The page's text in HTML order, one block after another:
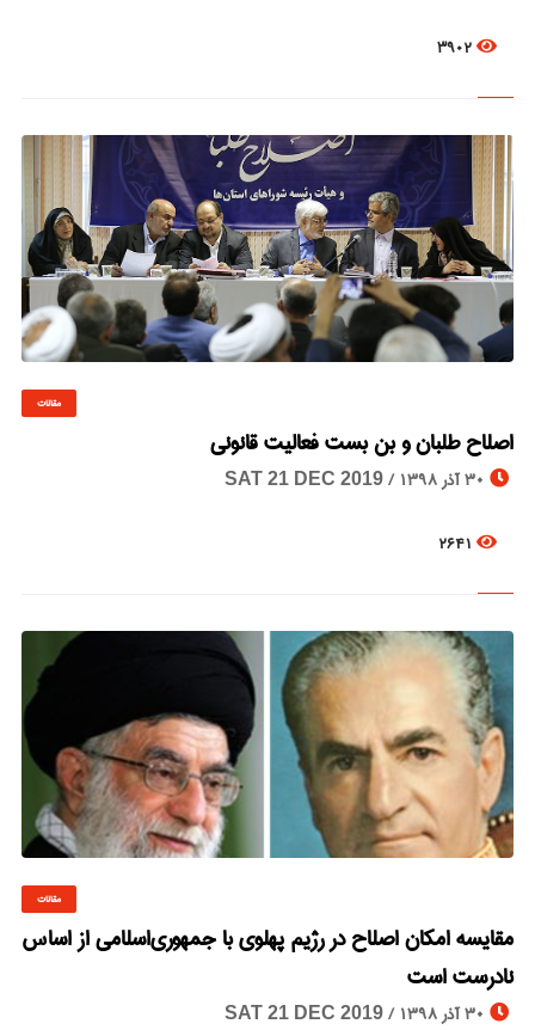
3902
مقالات
اصلاح طلبان و بن بست فعالیت قانونی
30 آذر 1398 / SAT 21 DEC 2019
2641
مقالات
مقایسه امکان اصلاح در رژیم پهلوی با جمهوری‌اسلامی از اساس
نادرست است
30 آذر 1398 / SAT 21 DEC 2019